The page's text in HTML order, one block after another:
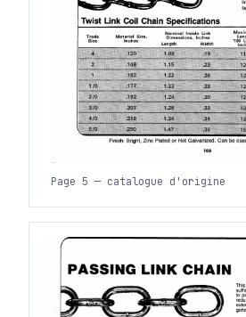
Page 5 — catalogue d'origine